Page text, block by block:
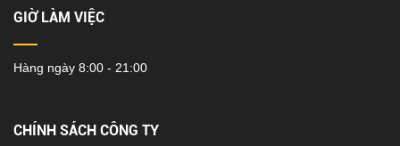
GIỜ LÀM VIỆC
Hàng ngày 8:00 - 21:00
CHÍNH SÁCH CÔNG TY